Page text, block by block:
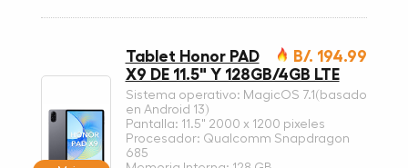
B/. 194.99
Tablet Honor PAD
X9 DE 11.5" Y 128GB/4GB LTE
Sistema operativo: MagicOS 7.1(basado
en Android 13)
Pantalla: 11.5" 2000 x 1200 pixeles
Procesador: Qualcomm Snapdragon
685